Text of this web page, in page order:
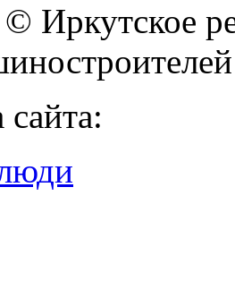
Иркутское
сайта: